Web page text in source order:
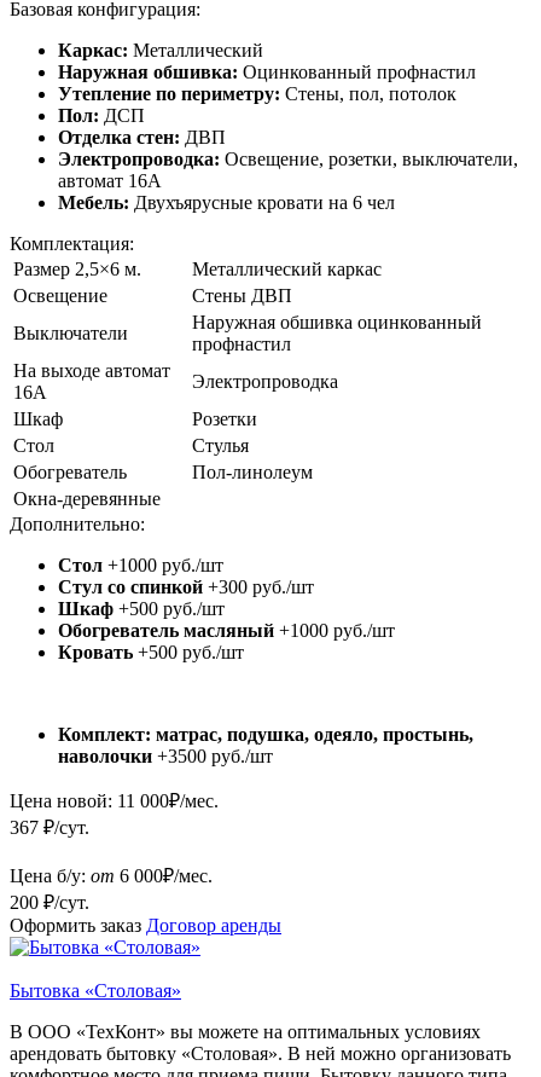
Базовая конфигурация:
Каркас: Металлический
Наружная обшивка: Оцинкованный профнастил
Утепление по периметру: Стены, пол, потолок
Пол: ДСП
Отделка стен: ДВП
Электропроводка: Освещение, розетки, выключатели,
автомат 16А
Мебель: Двухъярусные кровати на 6 чел
Комплектация:
Размер 2,5×6 м.
Металлический каркас
Освещение
Стены ДВП
Выключатели
Наружная обшивка оцинкованный
профнастил
На выходе автомат
16А
Электропроводка
Шкаф
Розетки
Стол
Стулья
Обогреватель
Пол-линолеум
Окна-деревянные
Дополнительно:
Стол +1000 руб./шт
Стул со спинкой +300 руб./шт
Шкаф +500 руб./шт
Обогреватель масляный +1000 руб./шт
Кровать +500 руб./шт
Комплект: матрас, подушка, одеяло, простынь,
наволочки +3500 руб./шт
Цена новой: 11 000₽/мес.
367 ₽/сут.
Цена б/у: от 6 000₽/мес.
200 ₽/сут.
Оформить заказ Договор аренды
Бытовка «Столовая»
В ООО «ТехКонт» вы можете на оптимальных условиях
арендовать бытовку «Столовая». В ней можно организовать